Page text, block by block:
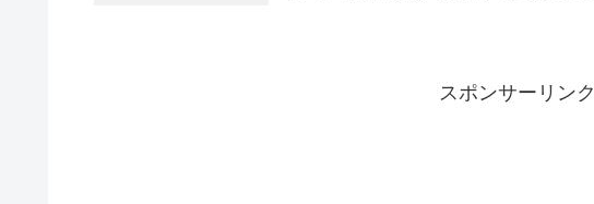
スポンサーリンク